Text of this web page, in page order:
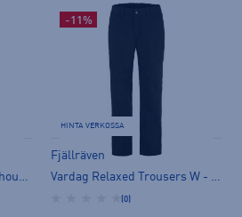
Keb Trousers M - retkeilyhousut
-11%
HINTA VERKOSSA
Fjällräven
Vardag Relaxed Trousers W - vapaa-ajan housut
(0)